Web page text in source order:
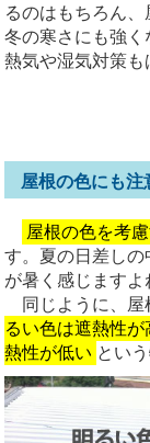
るのはもちろん
冬の寒さにも強く
熱気や湿気対策も
屋根の色にも注
屋根の色を考
す。夏の日差し
が暑く感じますよ
同じように、
るい色は遮熱性が
熱性が低い とい